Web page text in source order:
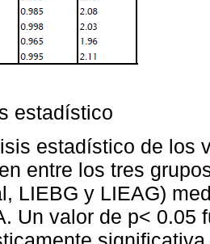
estadístico
estadístico de los
entre los tres
LIEBG y LIEAG)
Un valor de p< 0.05